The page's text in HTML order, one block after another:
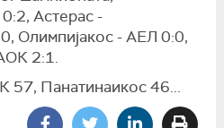
Астерас -
Олимпијакос - АЕЛ 0:0,
2:1.
57, Панатинаикос 46...